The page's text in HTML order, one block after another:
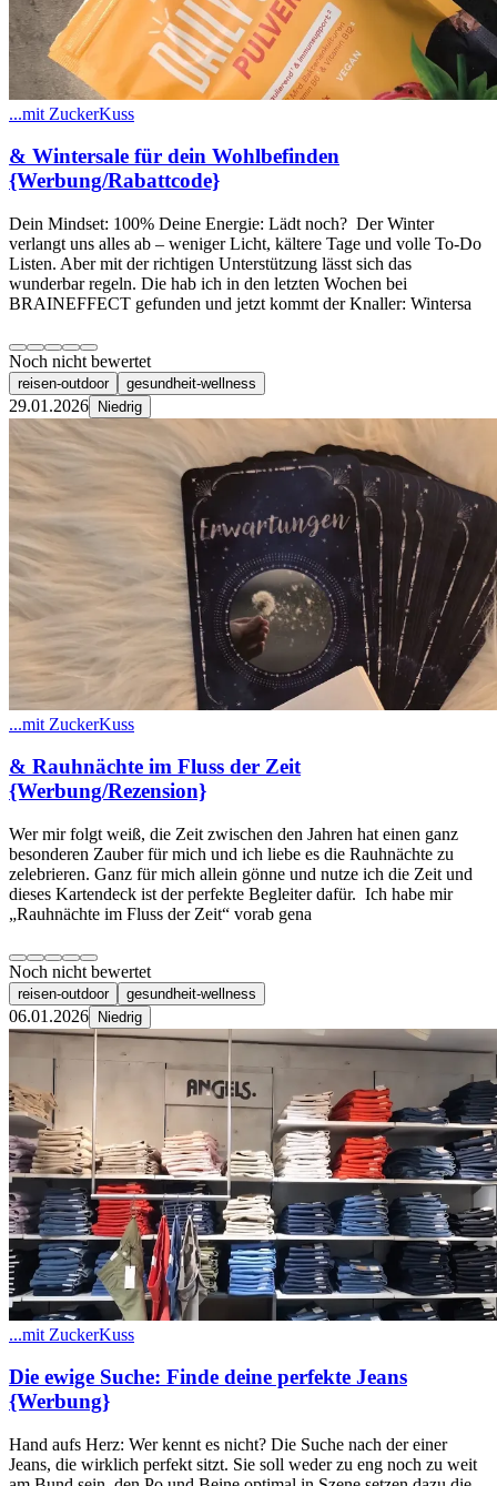
...mit ZuckerKuss
& Wintersale für dein Wohlbefinden
{Werbung/Rabattcode}
Dein Mindset: 100% Deine Energie: Lädt noch? ​Der Winter
verlangt uns alles ab – weniger Licht, kältere Tage und volle To-Do
Listen. Aber mit der richtigen Unterstützung lässt sich das
wunderbar regeln. Die hab ich in den letzten Wochen bei
BRAINEFFECT gefunden und jetzt kommt der Knaller: Wintersa
Noch nicht bewertet
reisen-outdoor gesundheit-wellness
29.01.2026 Niedrig
...mit ZuckerKuss
& Rauhnächte im Fluss der Zeit
{Werbung/Rezension}
Wer mir folgt weiß, die Zeit zwischen den Jahren hat einen ganz
besonderen Zauber für mich und ich liebe es die Rauhnächte zu
zelebrieren. Ganz für mich allein gönne und nutze ich die Zeit und
dieses Kartendeck ist der perfekte Begleiter dafür. Ich habe mir
„Rauhnächte im Fluss der Zeit“ vorab gena
Noch nicht bewertet
reisen-outdoor gesundheit-wellness
06.01.2026 Niedrig
...mit ZuckerKuss
Die ewige Suche: Finde deine perfekte Jeans
{Werbung}
Hand aufs Herz: Wer kennt es nicht? Die Suche nach der einer
Jeans, die wirklich perfekt sitzt. Sie soll weder zu eng noch zu weit